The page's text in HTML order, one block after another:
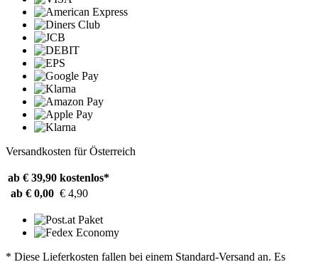
Versandkosten für Österreich
ab € 39,90 kostenlos*
ab € 0,00 € 4,90
* Diese Lieferkosten fallen bei einem Standard-Versand an. Es